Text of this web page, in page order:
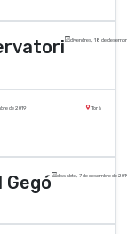
divendres, 18 de
de 2019 Torà
Gegó dissabte, 7 de desembre de